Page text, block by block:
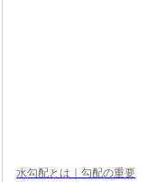
水勾配とは｜勾配の重要